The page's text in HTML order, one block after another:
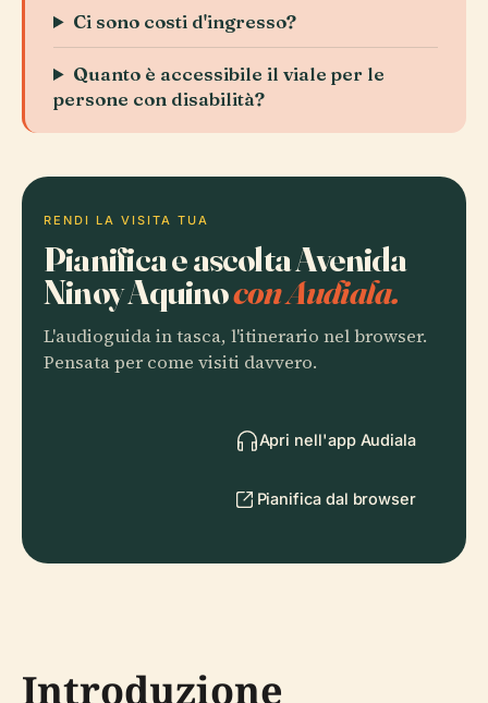
Ci sono costi d'ingresso?
Quanto è accessibile il viale per le
persone con disabilità?
RENDI LA VISITA TUA
Pianifica e ascolta Avenida
Ninoy Aquinocon Audiala.
L'audioguida in tasca, l'itinerario nel browser.
Pensata per come visiti davvero.
Apri nell'app Audiala
Pianifica dal browser
Introduzione